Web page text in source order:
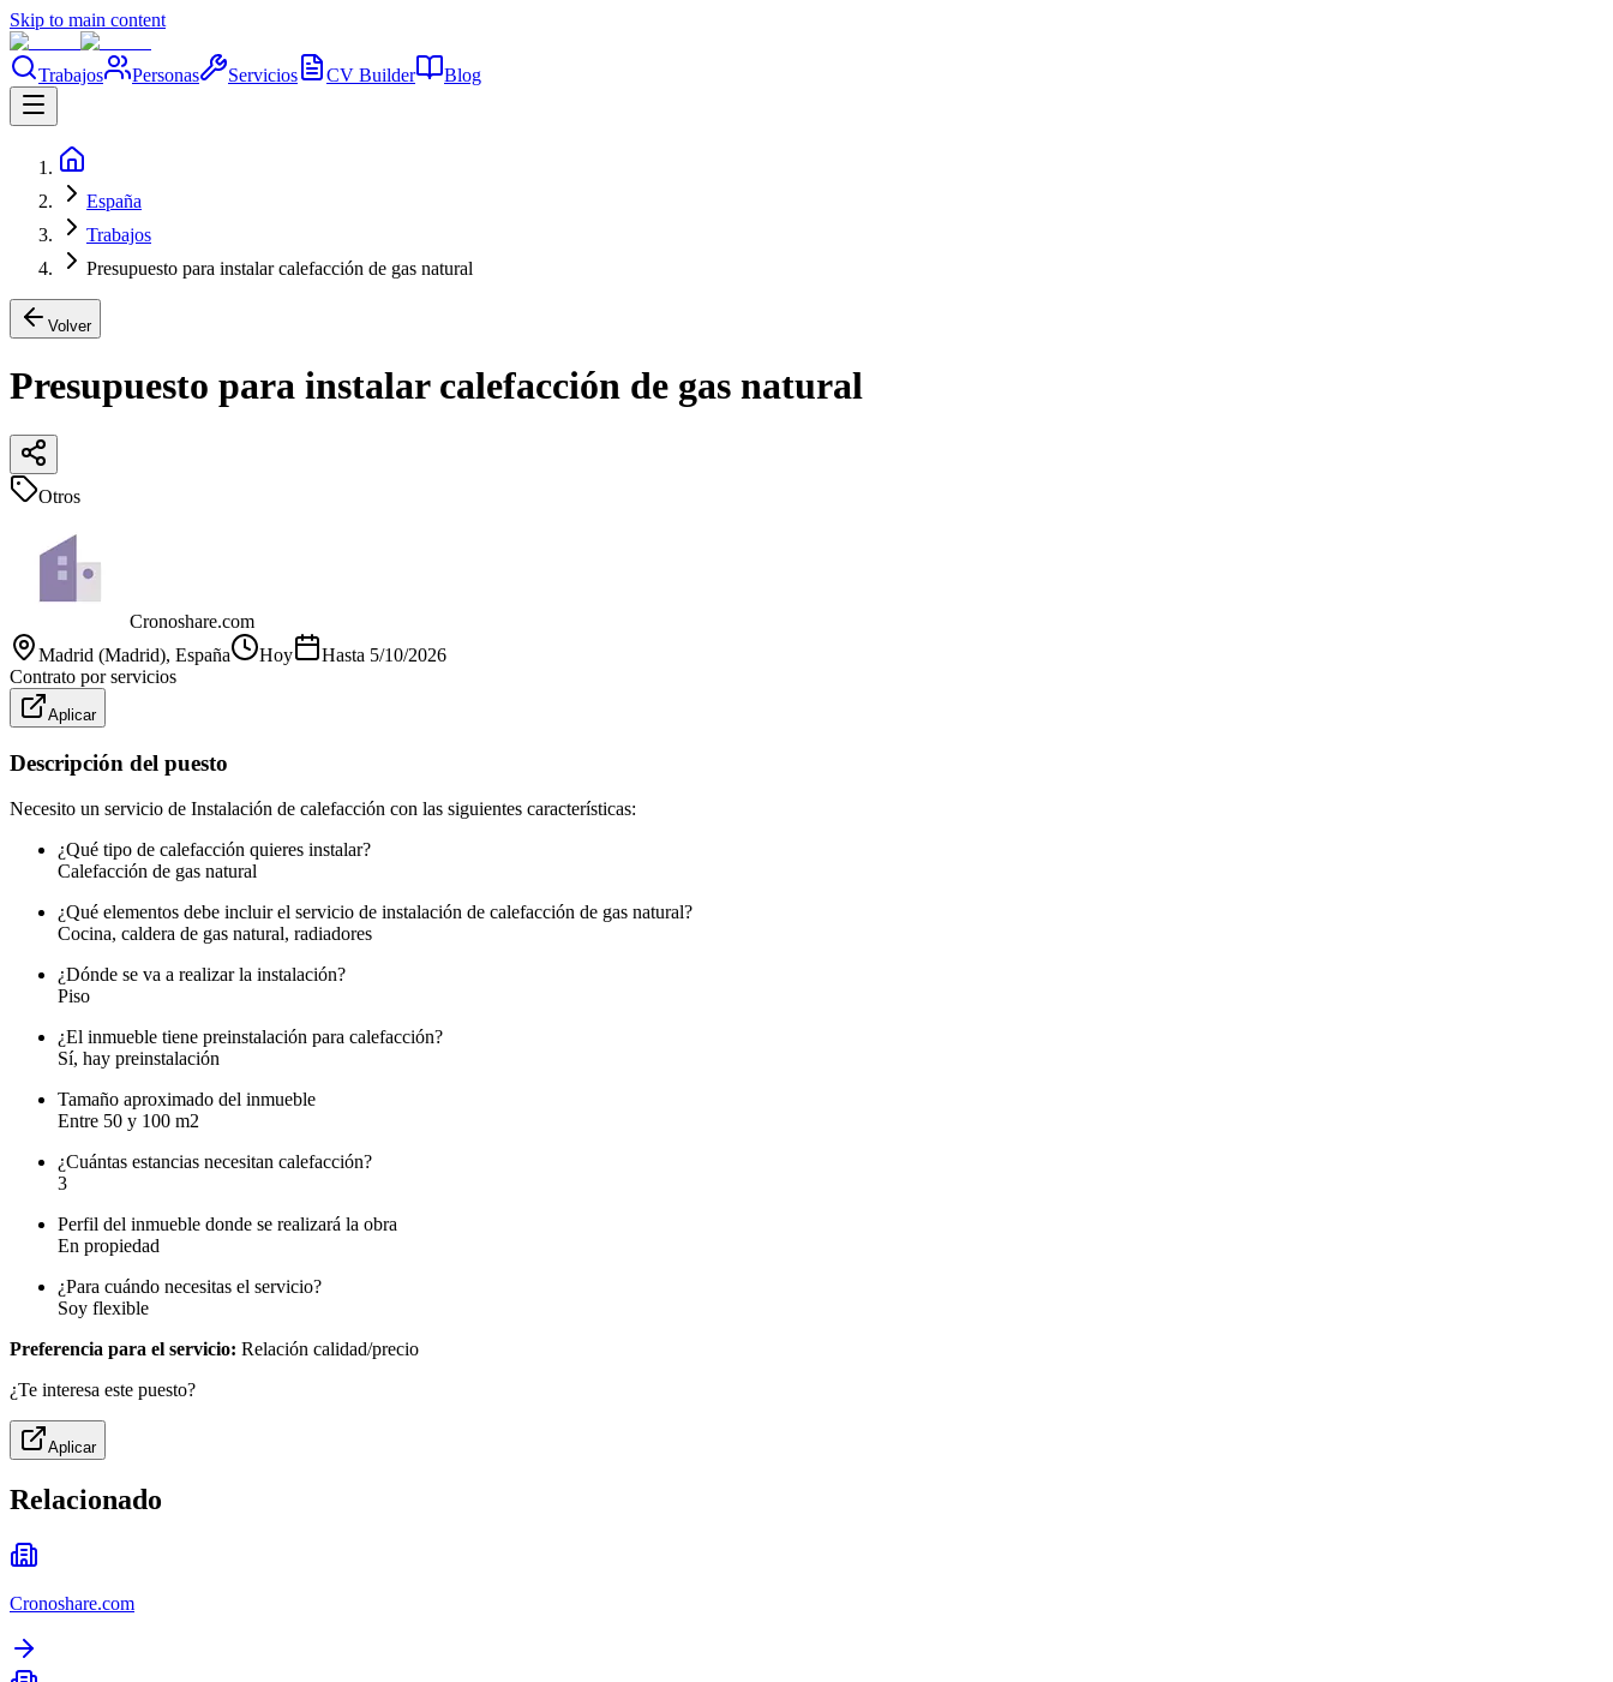
Skip to main content
Trabajos Personas Servicios CV Builder Blog
España
Trabajos
Presupuesto para instalar calefacción de gas natural
Volver
Presupuesto para instalar calefacción de gas natural
Otros
Cronoshare.com
Madrid (Madrid), España Hoy Hasta 5/10/2026
Contrato por servicios
Aplicar
Descripción del puesto
Necesito un servicio de Instalación de calefacción con las siguientes características:
¿Qué tipo de calefacción quieres instalar?
Calefacción de gas natural
¿Qué elementos debe incluir el servicio de instalación de calefacción de gas natural?
Cocina, caldera de gas natural, radiadores
¿Dónde se va a realizar la instalación?
Piso
¿El inmueble tiene preinstalación para calefacción?
Sí, hay preinstalación
Tamaño aproximado del inmueble
Entre 50 y 100 m2
¿Cuántas estancias necesitan calefacción?
3
Perfil del inmueble donde se realizará la obra
En propiedad
¿Para cuándo necesitas el servicio?
Soy flexible
Preferencia para el servicio: Relación calidad/precio
¿Te interesa este puesto?
Aplicar
Relacionado
Cronoshare.com